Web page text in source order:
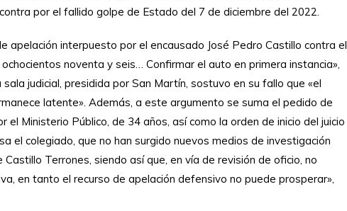
por el fallido golpe de Estado del 7 de diciembre del 2022.
apelación interpuesto por el encausado José Pedro Castillo contra el
noventa y seis… Confirmar el auto en primera instancia»,
judicial, presidida por San Martín, sostuvo en su fallo que «el
latente». Además, a este argumento se suma el pedido de
el Ministerio Público, de 34 años, así como la orden de inicio del juicio
el colegiado, que no han surgido nuevos medios de investigación
Terrones, siendo así que, en vía de revisión de oficio, no
en tanto el recurso de apelación defensivo no puede prosperar»,